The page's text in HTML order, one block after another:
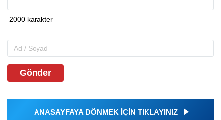
Gönder
ANASAYFAYA DÖNMEK İÇİN TIKLAYINIZ